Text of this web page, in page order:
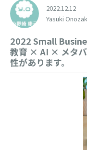
2022.12.12
Yasuki
2022 Small
教育 × AI × メタバ
性があります。